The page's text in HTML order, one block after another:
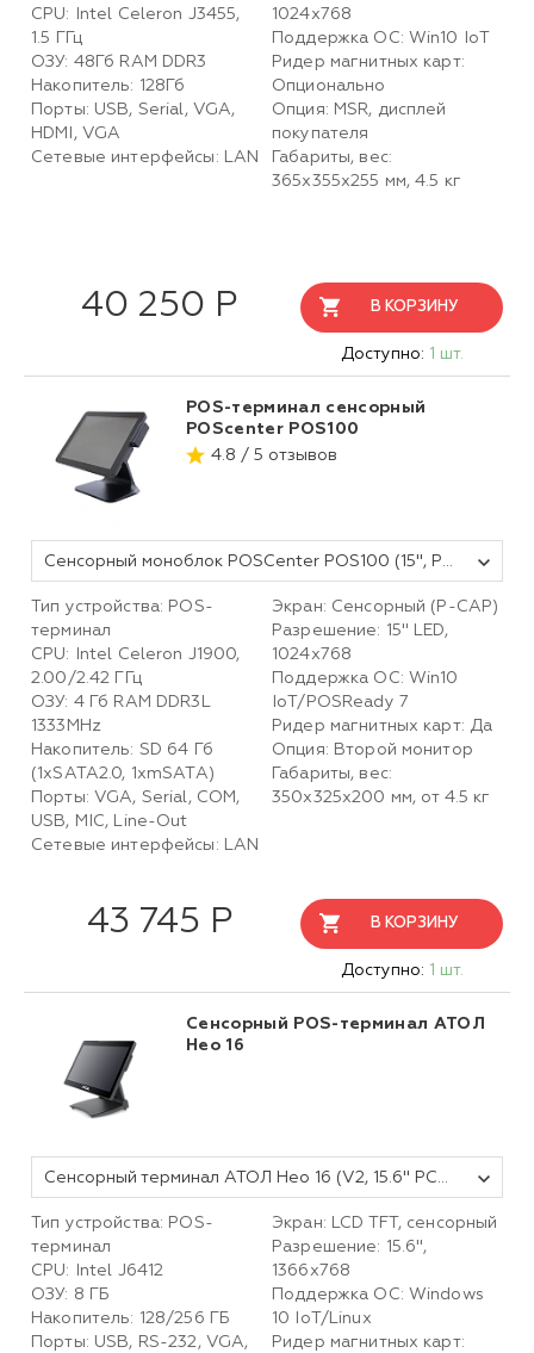
CPU: Intel Celeron J3455,
1.5 ГГц
ОЗУ: 48Гб RAM DDR3
Накопитель: 128Гб
Порты: USB, Serial, VGA,
HDMI, VGA
Сетевые интерфейсы: LAN
1024х768
Поддержка ОС: Win10 IoT
Ридер магнитных карт:
Опционально
Опция: MSR, дисплей
покупателя
Габариты, вес:
365х355х255 мм, 4.5 кг
40 250 Р В КОРЗИНУ
Доступно: 1 шт.
POS-терминал сенсорный
POScenter POS100
4.8 / 5 отзывов
Сенсорный моноблок POSCenter POS100 (15", PCAP, J3455, RAM 4Gb, SSD 64Gb, БЕЗ MSR) без ОС
Тип устройства: POS-
терминал
CPU: Intel Celeron J1900,
2.00/2.42 ГГц
ОЗУ: 4 Гб RAM DDR3L
1333MHz
Накопитель: SD 64 Гб
(1хSATA2.0, 1хmSATA)
Порты: VGA, Serial, COM,
USB, MIC, Line-Out
Сетевые интерфейсы: LAN
Экран: Сенсорный (P-CAP)
Разрешение: 15" LED,
1024х768
Поддержка ОС: Win10
IoT/POSReady 7
Ридер магнитных карт: Да
Опция: Второй монитор
Габариты, вес:
350х325х200 мм, от 4.5 кг
43 745 Р В КОРЗИНУ
Доступно: 1 шт.
Сенсорный POS-терминал АТОЛ
Нео 16
Сенсорный терминал АТОЛ Нео 16 (V2, 15.6" PCAP, J6412, SSD 128GB, RAM 8GB), WiFi, без MSR, без ОС.
Тип устройства: POS-
терминал
CPU: Intel J6412
ОЗУ: 8 ГБ
Накопитель: 128/256 ГБ
Порты: USB, RS-232, VGA,
Экран: LCD TFT, сенсорный
Разрешение: 15.6",
1366х768
Поддержка ОС: Windows
10 IoT/Linux
Ридер магнитных карт: